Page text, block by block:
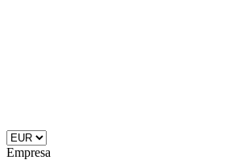
Empresa